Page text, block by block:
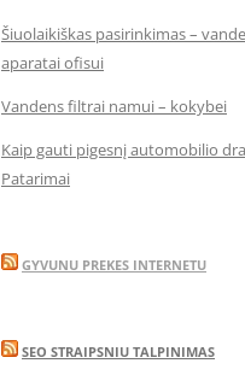
Šiuolaikiškas pasirinkimas –
aparatai ofisui
Vandens filtrai namui – kokybei
Kaip gauti pigesnį automobilio
Patarimai
GYVUNU PREKES INTERNETU
SEO STRAIPSNIU TALPINIMAS